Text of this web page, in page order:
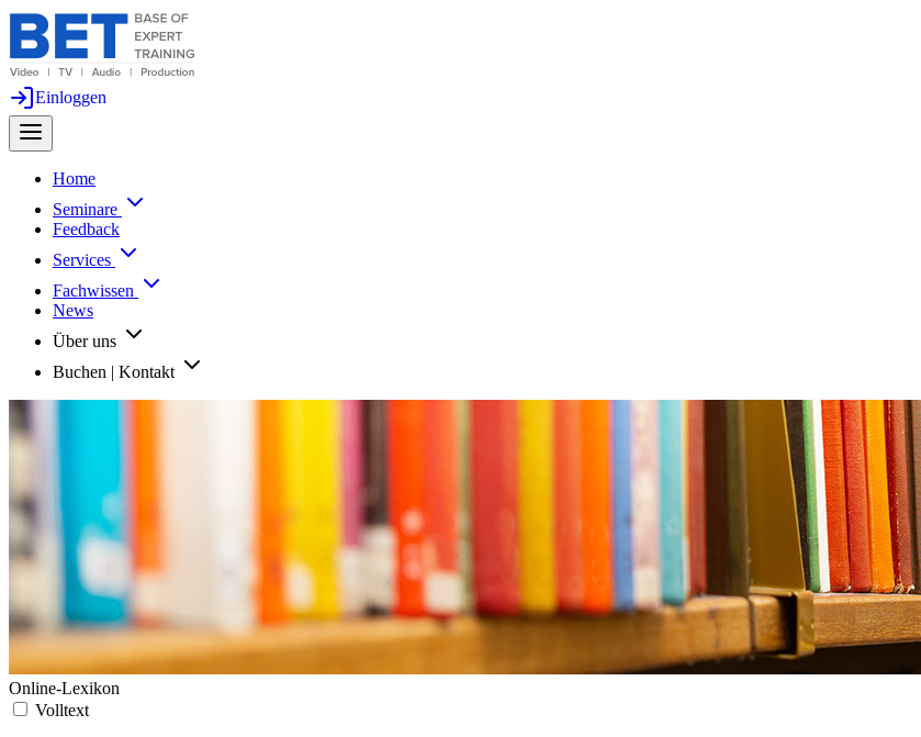
Einloggen
Home
Seminare
Feedback
Services
Fachwissen
News
Über uns
Buchen | Kontakt
Online-Lexikon
Volltext